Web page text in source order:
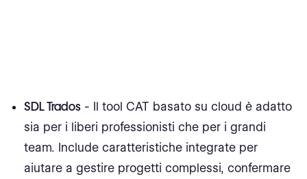
SDL Trados - Il tool CAT basato su cloud è adatto
sia per i liberi professionisti che per i grandi
team. Include caratteristiche integrate per
aiutare a gestire progetti complessi, confermare